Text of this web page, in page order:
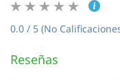
0.0 / 5 (No
Reseñas